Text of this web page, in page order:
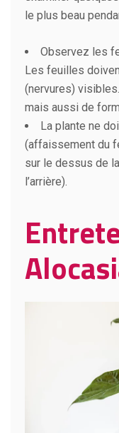
le plus beau
Observez les
Les feuilles
(nervures)
mais aussi de
La plante ne
(affaissement du
sur le dessus de
l’arrière).